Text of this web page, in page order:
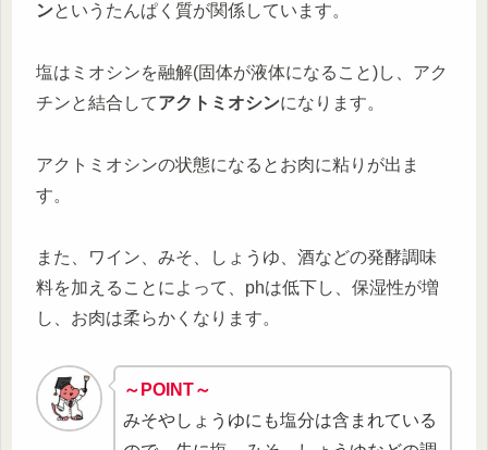
ンというたんぱく質が関係しています。
塩はミオシンを融解(固体が液体になること)し、アク
チンと結合してアクトミオシンになります。
アクトミオシンの状態になるとお肉に粘りが出ま
す。
また、ワイン、みそ、しょうゆ、酒などの発酵調味
料を加えることによって、phは低下し、保湿性が増
し、お肉は柔らかくなります。
～POINT～
みそやしょうゆにも塩分は含まれている